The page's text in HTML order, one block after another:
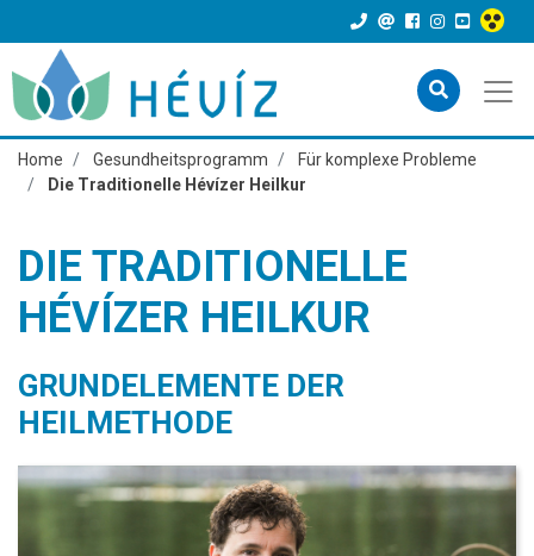
Home Gesundheitsprogramm
Für komplexe Probleme
Die Traditionelle Hévízer Heilkur
DIE TRADITIONELLE
HÉVÍZER HEILKUR
GRUNDELEMENTE DER
HEILMETHODE